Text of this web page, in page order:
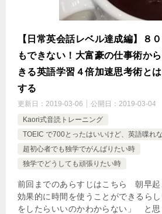
【日常英会話レベル達成編】８
もできない！大富豪の仕事術か
きる英語学習４倍加速思考術と
する
更新日： 2019-03-06 公開日： 2019-03-04
Kaori式音読トレーニング
TOEIC で700とったはいいけど、英語喋れ
超初心者でも独学でがんばりたい時
独学でどうしても頑張りたい時
前回までのあらすじはこちら 朝早起
効果的に時間を使うことができるら
をしたらいいのかわからない」 と思